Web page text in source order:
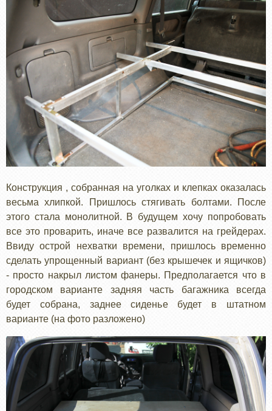
Конструкция , собранная на уголках и клепках оказалась
весьма хлипкой. Пришлось стягивать болтами. После
этого стала монолитной. В будущем хочу попробовать
все это проварить, иначе все развалится на грейдерах.
Ввиду острой нехватки времени, пришлось временно
сделать упрощенный вариант (без крышечек и ящичков)
- просто накрыл листом фанеры. Предполагается что в
городском варианте задняя часть багажника всегда
будет собрана, заднее сиденье будет в штатном
варианте (на фото разложено)